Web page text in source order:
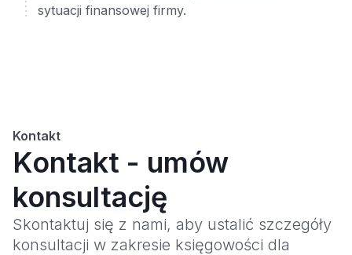
sytuacji finansowej firmy.
Kontakt
Kontakt - umów
konsultację
Skontaktuj się z nami, aby ustalić szczegóły
konsultacji w zakresie księgowości dla